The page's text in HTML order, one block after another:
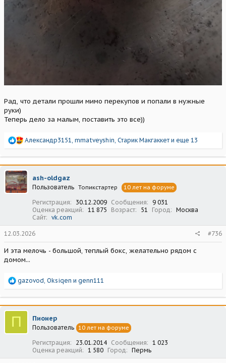
Рад, что детали прошли мимо перекупов и попали в нужные
руки)
Теперь дело за малым, поставить это все))
Р
а
к
ц
и
и
Александр3151 mmatveyshin Старик Макгаккет и еще 13
ash-oldgaz
Пользователь Топикстартер 10 лет на форуме
Регистрация 30.12.2009 Сообщения
9 031
Оценка реакций
11 875 Возраст 51 Город
Москва
Сайт
vk.com
12.03.2026 #736
И эта мелочь - большой, теплый бокс, желательно рядом с
домом...
Р
а
к
ц
и
и
gazovod Oksiqen и genn111
П Пионер
Пользователь 10 лет на форуме
Регистрация 23.01.2014 Сообщения
1 023
Оценка реакций
1 580 Город Пермь